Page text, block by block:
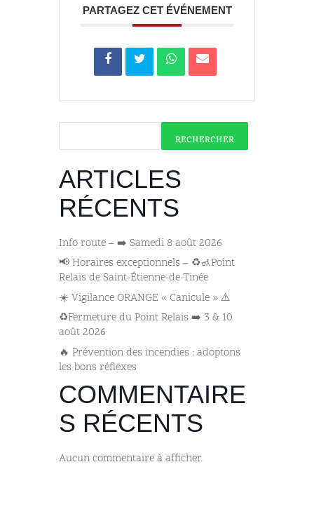
PARTAGEZ CET ÉVÉNEMENT
RECHERCHER
ARTICLES
RÉCENTS
Info route – ➡️ Samedi 8 août 2026
📢 Horaires exceptionnels – ♻️🚮Point
Relais de Saint-Étienne-de-Tinée
☀️ Vigilance ORANGE « Canicule » ⚠️
♻️Fermeture du Point Relais ➡️​ 3 & 10
août 2026
🔥 Prévention des incendies : adoptons
les bons réflexes
COMMENTAIRE
S RÉCENTS
Aucun commentaire à afficher.